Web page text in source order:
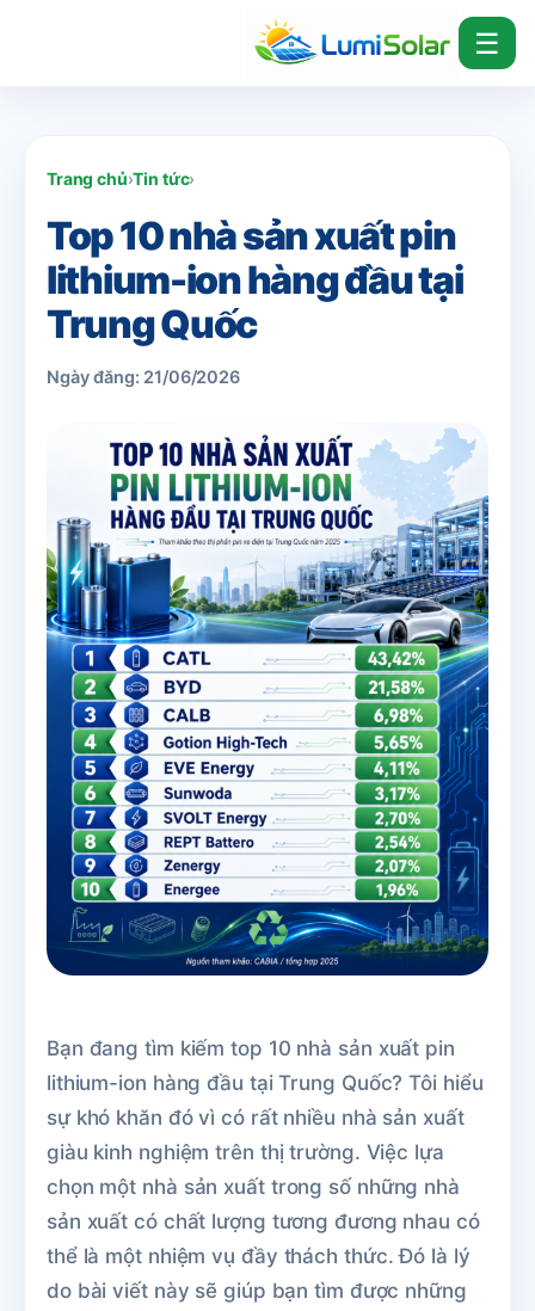
☰
Trang chủ›Tin tức›
Top 10 nhà sản xuất pin
lithium-ion hàng đầu tại
Trung Quốc
Ngày đăng: 21/06/2026
Bạn đang tìm kiếm top 10 nhà sản xuất pin
lithium-ion hàng đầu tại Trung Quốc? Tôi hiểu
sự khó khăn đó vì có rất nhiều nhà sản xuất
giàu kinh nghiệm trên thị trường. Việc lựa
chọn một nhà sản xuất trong số những nhà
sản xuất có chất lượng tương đương nhau có
thể là một nhiệm vụ đầy thách thức. Đó là lý
do bài viết này sẽ giúp bạn tìm được những